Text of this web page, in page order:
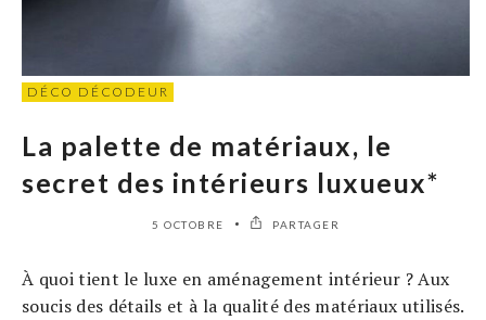
DÉCO DÉCODEUR
La palette de matériaux, le
secret des intérieurs luxueux*
5 OCTOBRE PARTAGER
À quoi tient le luxe en aménagement intérieur ? Aux
soucis des détails et à la qualité des matériaux utilisés.